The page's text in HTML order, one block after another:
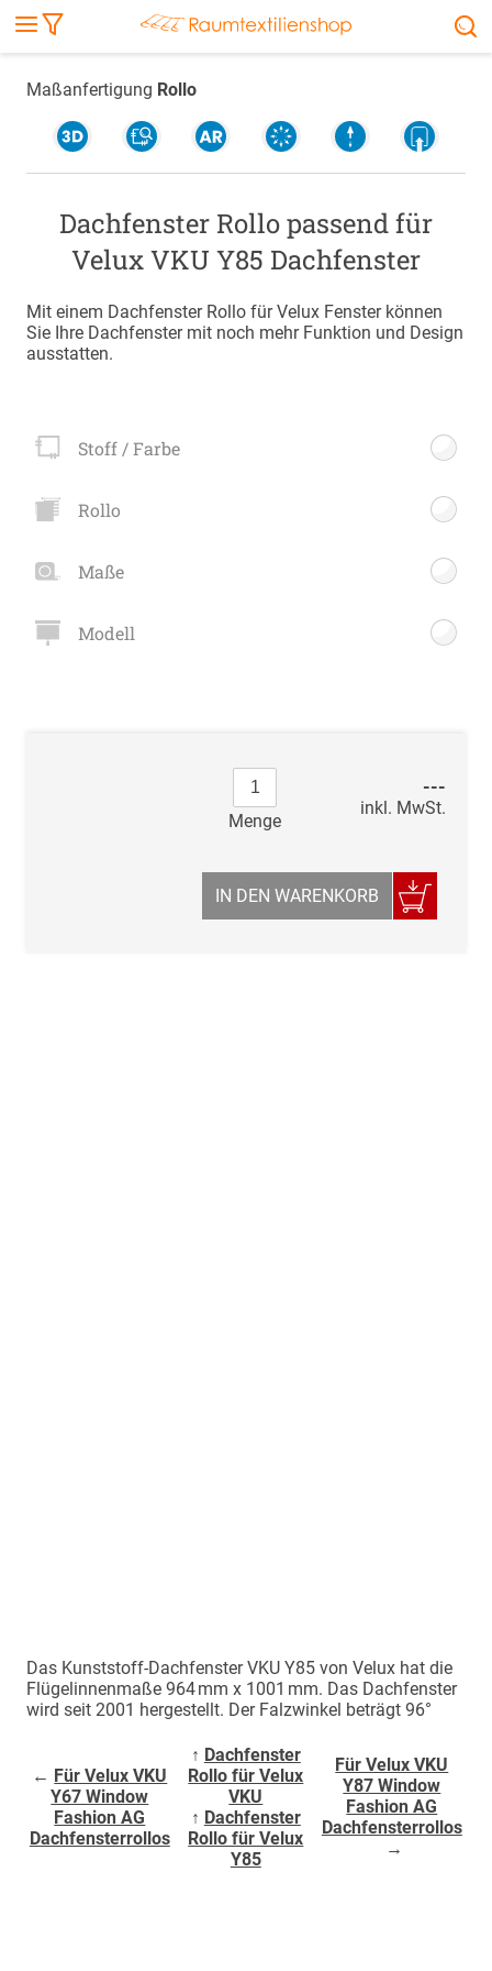
Maßanfertigung Rollo
Dachfenster Rollo passend für
Velux VKU Y85 Dachfenster
Mit einem Dachfenster Rollo für Velux Fenster können
Sie Ihre Dachfenster mit noch mehr Funktion und Design
ausstatten.
Stoff / Farbe
Rollo
Maße
Modell
Menge
---
inkl. MwSt.
IN DEN WARENKORB
Das Kunststoff-Dachfenster VKU Y85 von Velux hat die
Flügelinnenmaße 964 mm x 1001 mm. Das Dachfenster
wird seit 2001 hergestellt. Der Falzwinkel beträgt 96°
← Für Velux VKU
Y67 Window
Fashion AG
Dachfensterrollos
↑ Dachfenster
Rollo für Velux
VKU
↑ Dachfenster
Rollo für Velux
Y85
Für Velux VKU
Y87 Window
Fashion AG
Dachfensterrollos
→